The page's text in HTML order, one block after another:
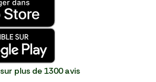
sur plus de 1300 avis